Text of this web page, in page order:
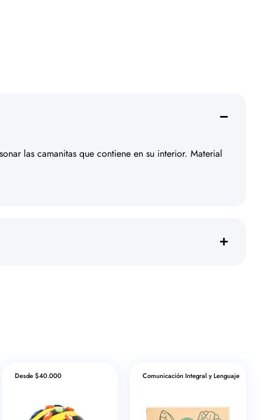
las camanitas que contiene en su interior. Material
Desde $40.000 Comunicación Integral y Lenguaje